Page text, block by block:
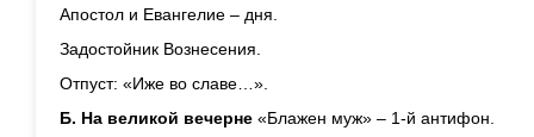
Апостол и Евангелие – дня.
Задостойник Вознесения.
Отпуст: «Иже во славе…».
Б. На великой вечерне «Блажен муж» – 1-й антифон.